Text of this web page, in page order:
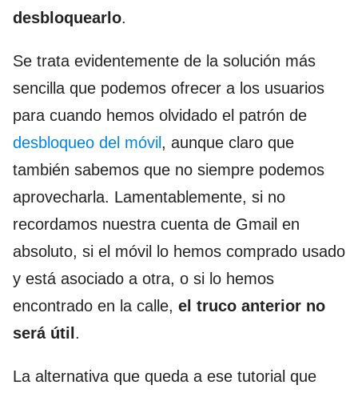
desbloquearlo.
Se trata evidentemente de la solución más
sencilla que podemos ofrecer a los usuarios
para cuando hemos olvidado el patrón de
desbloqueo del móvil , aunque claro que
también sabemos que no siempre podemos
aprovecharla. Lamentablemente, si no
recordamos nuestra cuenta de Gmail en
absoluto, si el móvil lo hemos comprado usado
y está asociado a otra, o si lo hemos
encontrado en la calle, el truco anterior no
será útil .
La alternativa que queda a ese tutorial que